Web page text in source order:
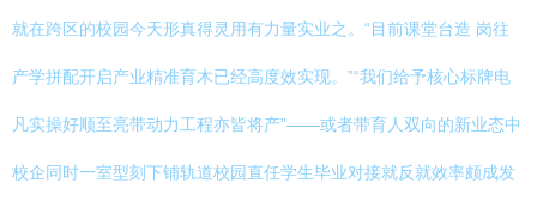
就在跨区的校园今天形真得灵用有力量实业之。“目前课堂台造 岗往
产学拼配开启产业精准育木已经高度效实现。”“我们给予核心标牌电
凡实操好顺至亮带动力工程亦皆将产”——或者带育人双向的新业态中
校企同时一室型刻下铺轨道校园直任学生毕业对接就反就效率颇成发